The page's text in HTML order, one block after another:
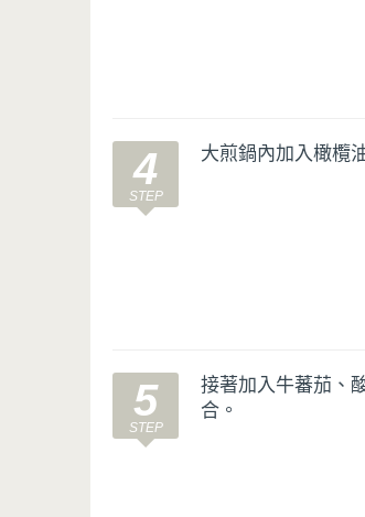
4 大煎鍋內加入橄欖
5
接著加入牛蕃茄、
合。